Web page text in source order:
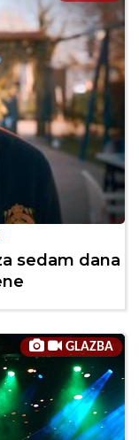
sedam dana
GLAZBA